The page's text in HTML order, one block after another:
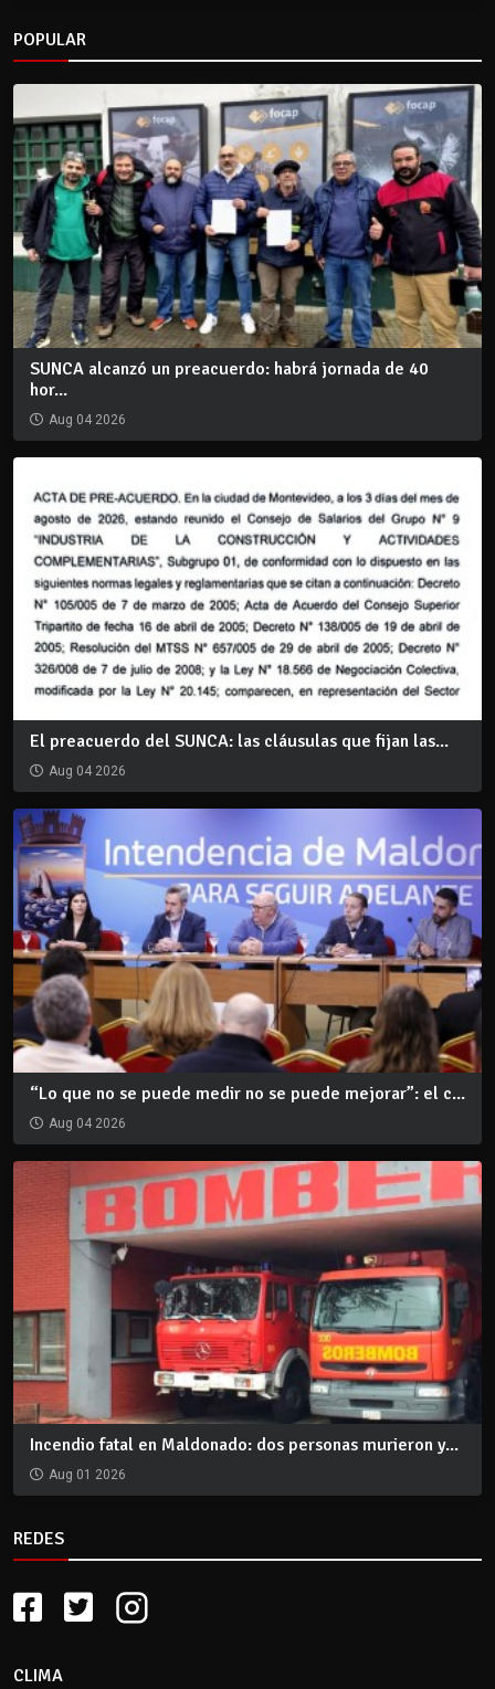
POPULAR
SUNCA alcanzó un preacuerdo: habrá jornada de 40
hor...
Aug 04 2026
El preacuerdo del SUNCA: las cláusulas que fijan las...
Aug 04 2026
“Lo que no se puede medir no se puede mejorar”: el c...
Aug 04 2026
Incendio fatal en Maldonado: dos personas murieron y...
Aug 01 2026
REDES
CLIMA